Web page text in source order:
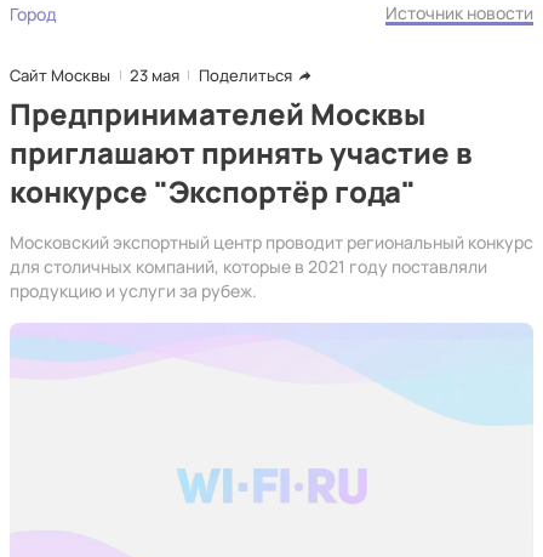
Город Источник новости
Сайт Москвы 23 мая Поделиться
Предпринимателей Москвы
приглашают принять участие в
конкурсе "Экспортёр года"
Московский экспортный центр проводит региональный конкурс
для столичных компаний, которые в 2021 году поставляли
продукцию и услуги за рубеж.